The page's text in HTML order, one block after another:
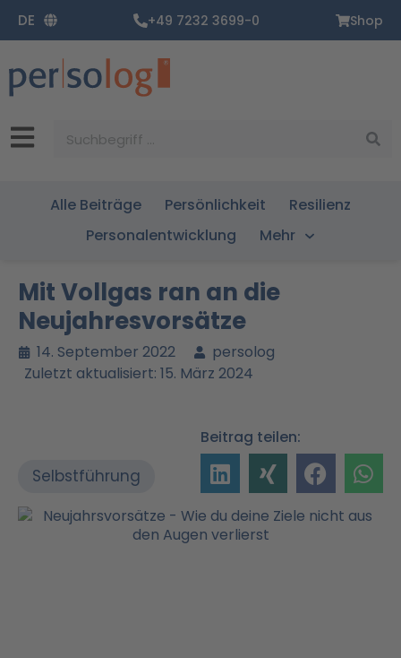
Inhalt
springen
DE +49 7232 3699-0 Shop
Alle Beiträge Persönlichkeit
Resilienz
Personalentwicklung
Mehr
Mit Vollgas ran an die
Neujahresvorsätze
14. September 2022
persolog
Zuletzt aktualisiert: 15. März 2024
Selbstführung
Beitrag teilen: